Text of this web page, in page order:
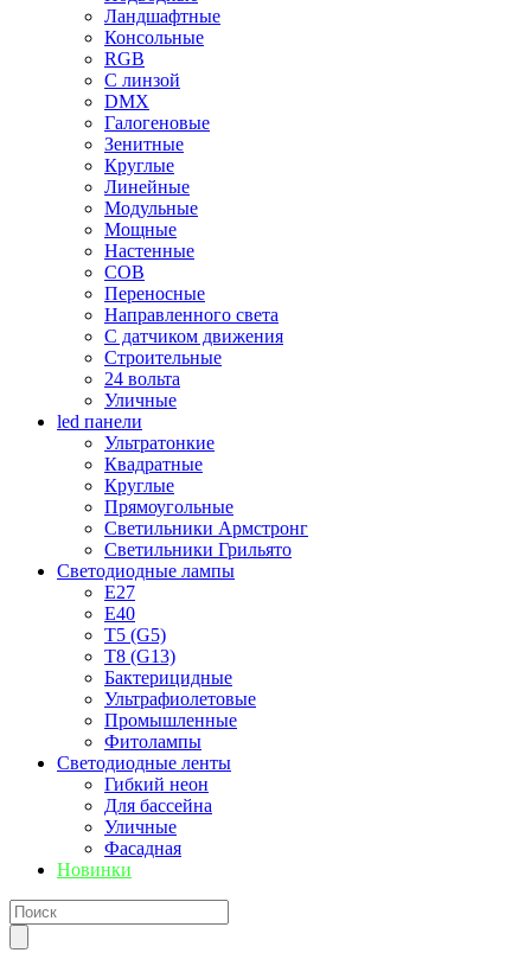
Ландшафтные
Консольные
RGB
С линзой
DMX
Галогеновые
Зенитные
Круглые
Линейные
Модульные
Мощные
Настенные
COB
Переносные
Направленного света
С датчиком движения
Строительные
24 вольта
Уличные
led панели
Ультратонкие
Квадратные
Круглые
Прямоугольные
Светильники Армстронг
Светильники Грильято
Светодиодные лампы
E27
Е40
T5 (G5)
T8 (G13)
Бактерицидные
Ультрафиолетовые
Промышленные
Фитолампы
Светодиодные ленты
Гибкий неон
Для бассейна
Уличные
Фасадная
Новинки